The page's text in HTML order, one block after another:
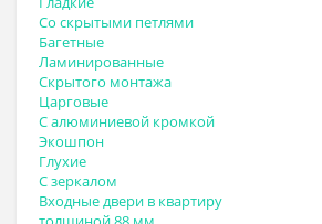
Со скрытыми петлями
Багетные
Ламинированные
Скрытого монтажа
Царговые
С алюминиевой кромкой
Экошпон
Глухие
С зеркалом
Входные двери в квартиру